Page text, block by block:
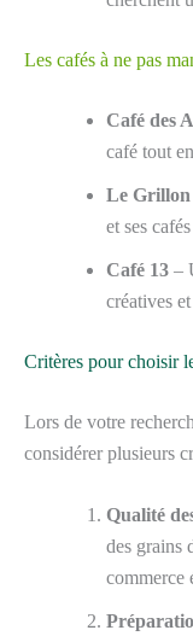
Les cafés à ne pas
Café des
café tout
Le Grillon
et ses
Café 13 –
créatives
Critères pour choisir
Lors de votre
considérer plusieurs
Qualité
des grains
commerce